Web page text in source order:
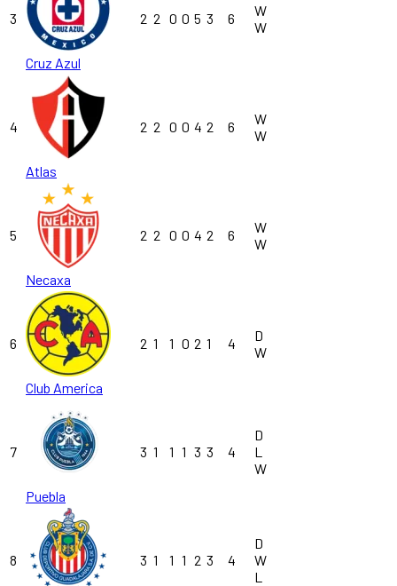
3
Cruz Azul
2 2 0 0 5 3 6
W
W
4
Atlas
2 2 0 0 4 2 6
W
W
5
Necaxa
2 2 0 0 4 2 6
W
W
6
Club America
2 1 1 0 2 1 4
D
W
7
Puebla
3 1 1 1 3 3 4
D
L
W
8 3 1 1 1 2 3 4
D
W
L